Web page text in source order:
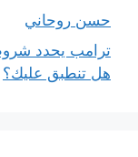
حسن روحاني
ترامب يحدد
هل تنطبق عليك؟